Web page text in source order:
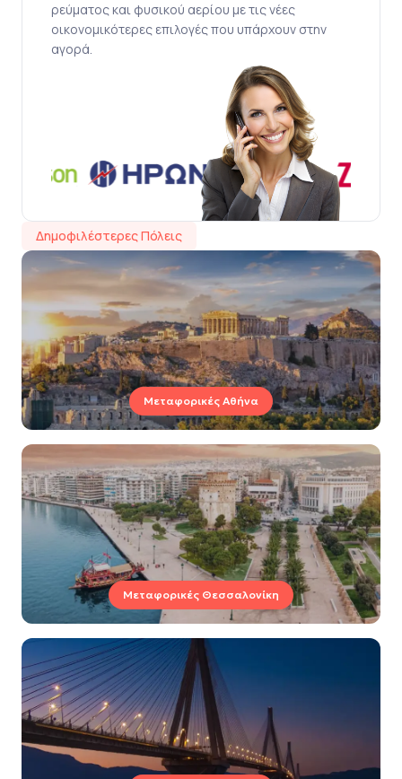
ρεύματος και φυσικού αερίου με τις νέες
οικονομικότερες επιλογές που υπάρχουν στην
αγορά.
Δημοφιλέστερες Πόλεις
Μεταφορικές Αθήνα
Μεταφορικές Θεσσαλονίκη